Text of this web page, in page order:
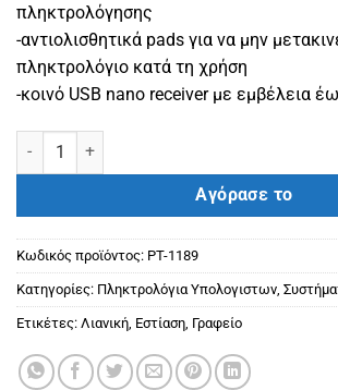
πληκτρολόγησης
-αντιολισθητικά pads για να μην
πληκτρολόγιο κατά τη χρήση
-κοινό USB nano receiver με εμβέλεια
POWERTECH set ποντίκι & πληκτρολόγιο
Αγόρασε το
Κωδικός προϊόντος: PT-1189
Κατηγορίες: Πληκτρολόγια Υπολογιστων,
Ετικέτες: Λιανική, Εστίαση, Γραφείο